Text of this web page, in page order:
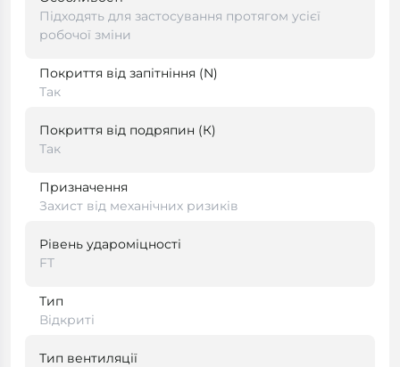
Підходять для застосування протягом усієї
робочої зміни
Покриття від запітніння (N)
Так
Покриття від подряпин (К)
Так
Призначення
Захист від механічних ризиків
Рівень удароміцності
FT
Тип
Відкриті
Тип вентиляції